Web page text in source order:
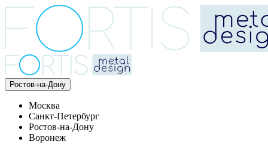
Ростов-на-Дону
Москва
Санкт-Петербург
Ростов-на-Дону
Воронеж